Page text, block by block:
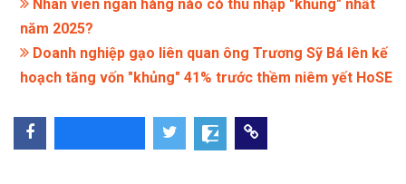
Nhân viên ngân hàng nào có thu nhập "khủng" nhất
năm 2025?
Doanh nghiệp gạo liên quan ông Trương Sỹ Bá lên kế
hoạch tăng vốn "khủng" 41% trước thềm niêm yết HoSE